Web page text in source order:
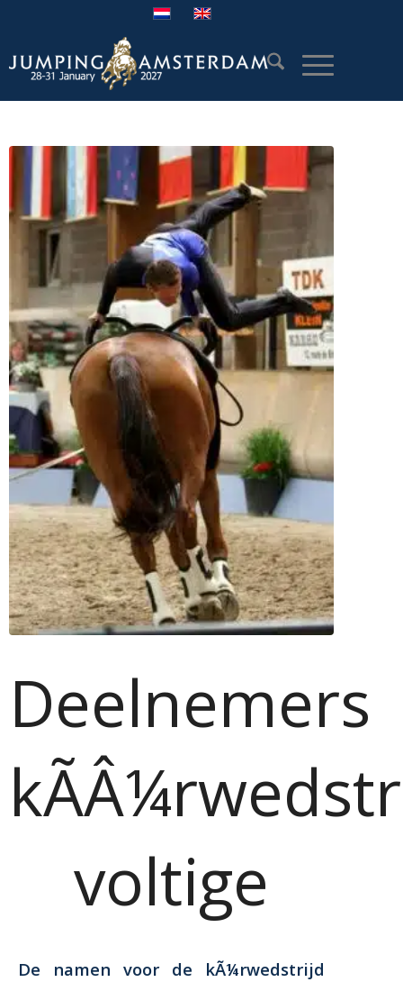
Deelnemers
voltige
De namen voor de kÃ¼rwedstrijd